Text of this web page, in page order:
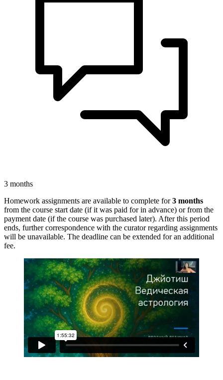
3 months
Homework assignments are available to complete for3 months
from the course start date (if it was paid for in advance) or from the
payment date (if the course was purchased later). After this period
ends, further correspondence with the curator regarding assignments
will be unavailable. The deadline can be extended for an additional
fee.